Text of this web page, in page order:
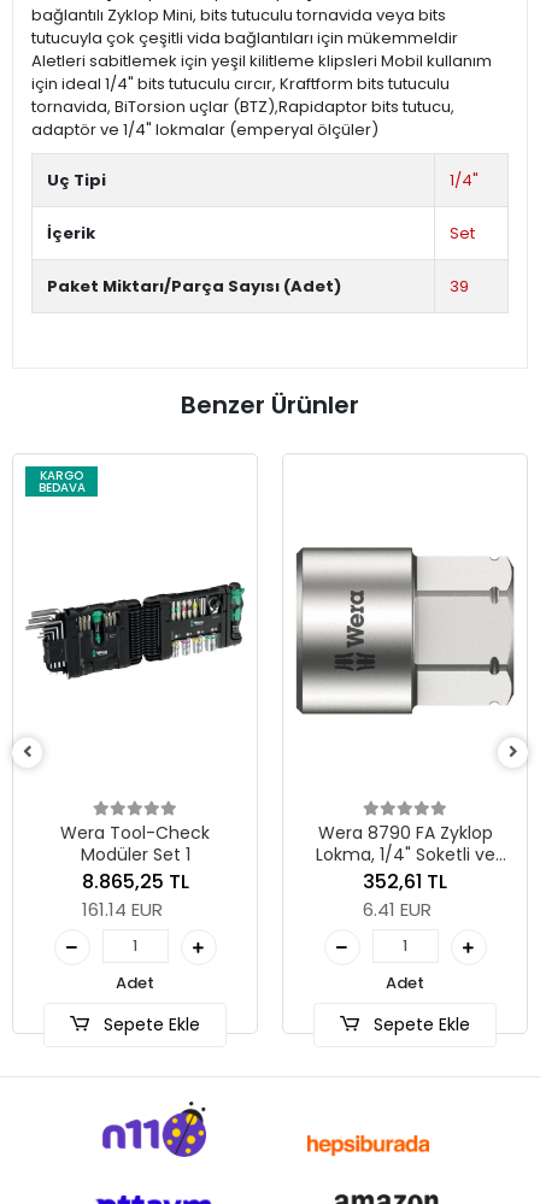
bağlantılı Zyklop Mini, bits tutuculu tornavida veya bits
tutucuyla çok çeşitli vida bağlantıları için mükemmeldir
Aletleri sabitlemek için yeşil kilitleme klipsleri Mobil kullanım
için ideal 1/4" bits tutuculu cırcır, Kraftform bits tutuculu
tornavida, BiTorsion uçlar (BTZ),Rapidaptor bits tutucu,
adaptör ve 1/4" lokmalar (emperyal ölçüler)
Uç Tipi 1/4"
İçerik Set
Paket Miktarı/Parça Sayısı (Adet) 39
Benzer Ürünler
Tool-Check
Modüler Set 1
8.865,25 TL
161.14 EUR
Sepete Ekle
Wera 8790 FA Zyklop
Lokma, 1/4" Soketli ve
Altıgen 11 Sürücülü, 10 mm
352,61 TL
Sepete Ekle